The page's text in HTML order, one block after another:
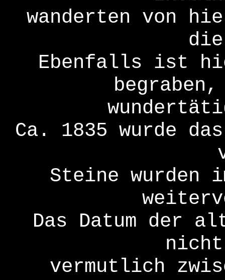
wanderten von
Ebenfalls ist
Ca. 1835 wurde
Steine wurden
Das Datum der
vermutlich